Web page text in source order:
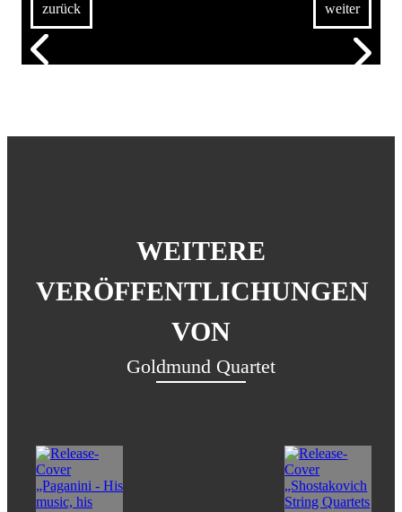
zurück weiter
WEITERE
VERÖFFENTLICHUNGEN
VON
Goldmund Quartet